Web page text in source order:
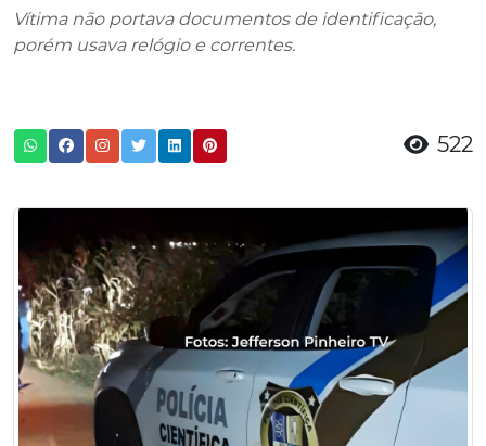
Vítima não portava documentos de identificação,
porém usava relógio e correntes.
522